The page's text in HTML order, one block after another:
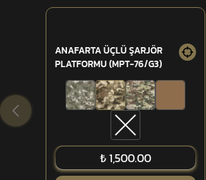
ANAFARTA ÜÇLÜ ŞARJÖR
PLATFORMU (MPT-76/G3)
₺ 1,500.00